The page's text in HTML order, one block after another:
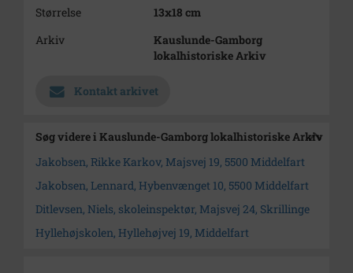
Størrelse
13x18 cm
Arkiv
Kauslunde-Gamborg
lokalhistoriske Arkiv
Kontakt arkivet
Søg videre i Kauslunde-Gamborg lokalhistoriske Arkiv
Jakobsen, Rikke Karkov, Majsvej 19, 5500 Middelfart
Jakobsen, Lennard, Hybenvænget 10, 5500 Middelfart
Ditlevsen, Niels, skoleinspektør, Majsvej 24, Skrillinge
Hyllehøjskolen, Hyllehøjvej 19, Middelfart